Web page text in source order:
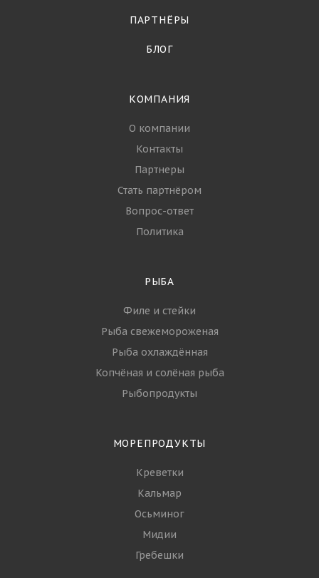
ПАРТНЁРЫ
БЛОГ
КОМПАНИЯ
О компании
Контакты
Партнеры
Стать партнёром
Вопрос-ответ
Политика
РЫБА
Филе и стейки
Рыба свежемороженая
Рыба охлаждённая
Копчёная и солёная рыба
Рыбопродукты
МОРЕПРОДУКТЫ
Креветки
Кальмар
Осьминог
Мидии
Гребешки